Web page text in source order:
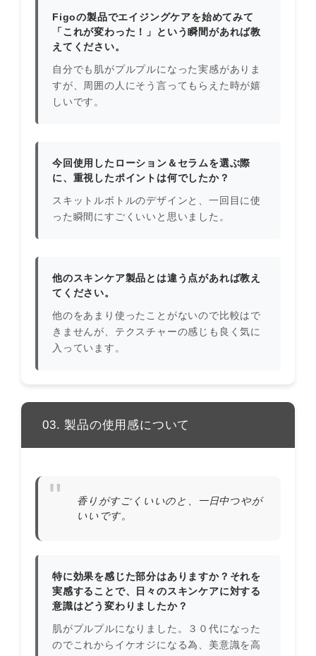
Figoの製品でエイジングケアを始めてみて
「これが変わった！」という瞬間があれば教
えてください。
自分でも肌がプルプルになった実感がありま
すが、周囲の人にそう言ってもらえた時が嬉
しいです。
今回使用したローション＆セラムを選ぶ際
に、重視したポイントは何でしたか？
スキットルボトルのデザインと、一回目に使
った瞬間にすごくいいと思いました。
他のスキンケア製品とは違う点があれば教え
てください。
他のをあまり使ったことがないので比較はで
きませんが、テクスチャーの感じも良く気に
入っています。
03. 製品の使用感について
香りがすごくいいのと、一日中つやが
いいです。
特に効果を感じた部分はありますか？それを
実感することで、日々のスキンケアに対する
意識はどう変わりましたか？
肌がプルプルになりました。３０代になった
のでこれからイケオジになる為、美意識を高